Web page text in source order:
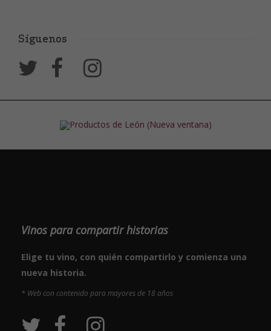
Síguenos
Vinos para compartir historias
Elige tu vino, con quién compartirlo y comienza una
nueva historia.
* Web con contenido para mayores de 18 años